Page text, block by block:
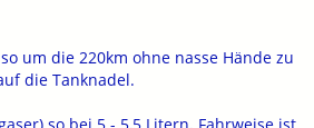
um die 220km ohne nasse Hände zu
die Tanknadel.